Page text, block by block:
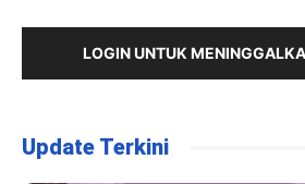
LOGIN UNTUK
Update Terkini